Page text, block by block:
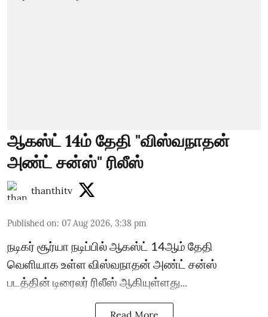
ஆகஸ்ட் 14ம் தேதி "விஸ்வநாதன்
அண்ட் சன்ஸ்" ரிலீஸ்
thanthitv
Published on: 07 Aug 2026, 3:38 pm
நடிகர் சூர்யா நடிப்பில் ஆகஸ்ட் 14ஆம் தேதி
வெளியாக உள்ள விஸ்வநாதன் அண்ட் சன்ஸ்
படத்தின் டிரைலர் ரிலீஸ் ஆகியுள்ளது...
Read More